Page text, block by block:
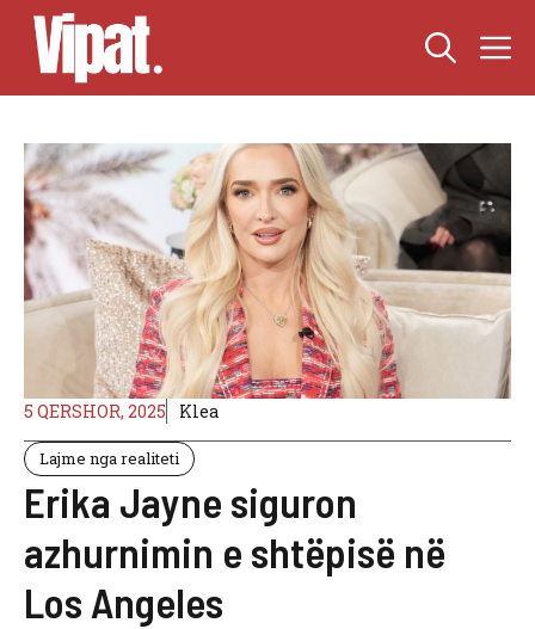
Skip
content
5 QERSHOR, 2025 Klea
Lajme nga realiteti
Erika Jayne siguron
azhurnimin e shtëpisë në
Los Angeles